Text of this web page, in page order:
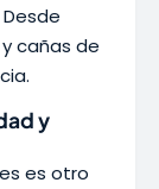
cañas de
y
es otro